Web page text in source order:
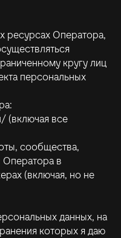
ресурсах Оператора,
кругу лиц
персональных
(включая все
сообщества,
Оператора в
(включая, но не
данных, на
которых я даю